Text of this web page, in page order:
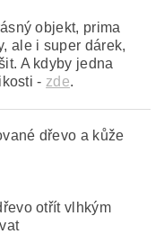
objekt, prima
ale i super dárek,
A kdyby jedna
- zde.
dřevo a kůže
otřít vlhkým